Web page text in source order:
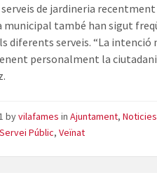
de jardineria
municipal també han sigut
diferents serveis. “La intenció
personalment la
byvilafames inAjuntament,Noticies
Servei Públic,Veïnat